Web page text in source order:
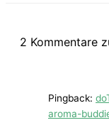
2 Kommentare
Pingback:
aroma-